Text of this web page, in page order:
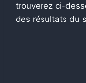
trouverez ci-
des résultats du